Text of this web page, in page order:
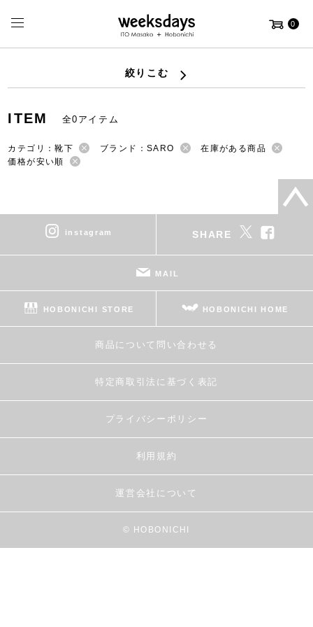
0
絞りこむ
ITEM 全0アイテム
カテゴリ：靴下 ブランド：SARO
在庫がある商品
価格が安い順
instagram SHARE
MAIL
HOBONICHI STORE HOBONICHI HOME
商品について問い合わせる
特定商取引法に基づく表記
プライバシーポリシー
利用規約
運営会社について
© HOBONICHI